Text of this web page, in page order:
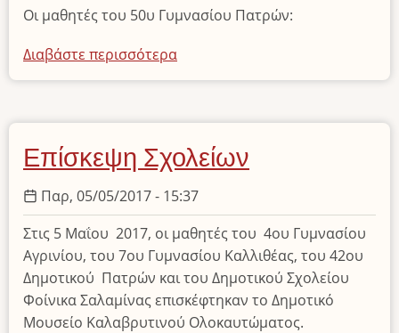
Οι μαθητές του 50υ Γυμνασίου Πατρών:
Διαβάστε περισσότερα
το
του
50ου
Γυμνασίου
Πάτρας
και
της
Ποδοσφαιρικής
Ακαδημίας
Asprakis
Κύπρου
Επίσκεψη Σχολείων
Παρ, 05/05/2017 - 15:37
Στις 5 Μαΐου 2017, οι μαθητές του 4ου Γυμνασίου
Αγρινίου, του 7ου Γυμνασίου Καλλιθέας, του 42ου
Δημοτικού Πατρών και του Δημοτικού Σχολείου
Φοίνικα Σαλαμίνας επισκέφτηκαν το Δημοτικό
Μουσείο Καλαβρυτινού Ολοκαυτώματος.